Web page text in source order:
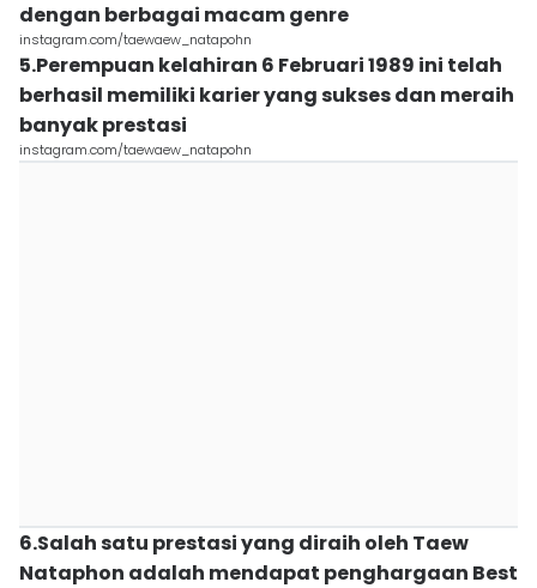
dengan berbagai macam genre
instagram.com/taewaew_natapohn
5.Perempuan kelahiran 6 Februari 1989 ini telah
berhasil memiliki karier yang sukses dan meraih
banyak prestasi
instagram.com/taewaew_natapohn
6.Salah satu prestasi yang diraih oleh Taew
Nataphon adalah mendapat penghargaan Best